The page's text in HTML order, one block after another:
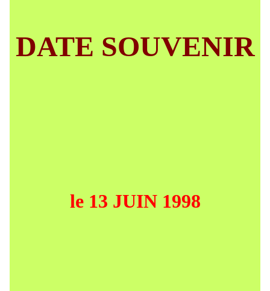
DATE SOUVENIR
le 13 JUIN 1998